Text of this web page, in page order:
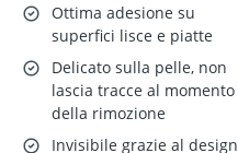
Ottima adesione su
superfici lisce e piatte
Delicato sulla pelle, non
lascia tracce al momento
della rimozione
Invisibile grazie al design